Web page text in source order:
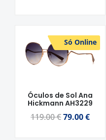
Só Online
Óculos de Sol Ana
Hickmann AH3229
119.00€
preço
original
79.00€
preço
atual